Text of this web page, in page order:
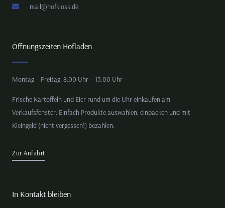
mail@hofkiosk.de
Öffnungszeiten Hofladen
Montag – Freitag: 8:00 Uhr – 15:00 Uhr
Frische Kartoffeln und Eier rund um die Uhr einkaufen am
Verkaufsfenster: Einfach Produkte auswählen, einpacken und mit
Kleingeld (nicht vergessen!) bezahlen.
Zur Anfahrt
In Kontakt bleiben